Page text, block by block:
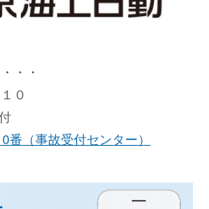
・・
１０
番 （事故受付センター）